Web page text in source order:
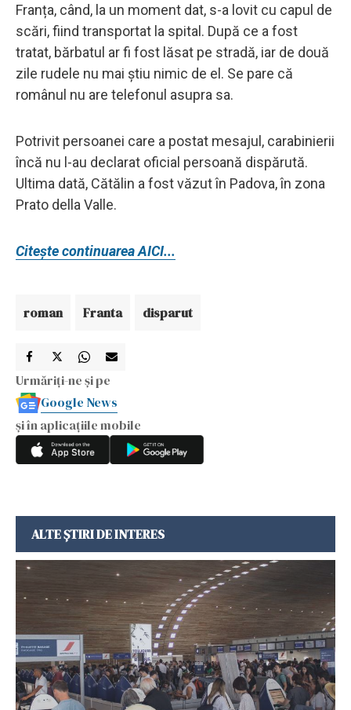
Franța, când, la un moment dat, s-a lovit cu capul de
scări, fiind transportat la spital. După ce a fost
tratat, bărbatul ar fi fost lăsat pe stradă, iar de două
zile rudele nu mai știu nimic de el. Se pare că
românul nu are telefonul asupra sa.
Potrivit persoanei care a postat mesajul, carabinierii
încă nu l-au declarat oficial persoană dispărută.
Ultima dată, Cătălin a fost văzut în Padova, în zona
Prato della Valle.
Citește continuarea AICI...
roman Franta disparut
Urmăriți-ne și pe
Google News
și în aplicațiile mobile
ALTE ȘTIRI DE INTERES